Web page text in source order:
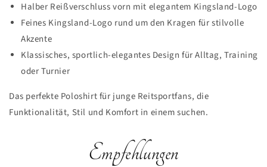
Halber Reißverschluss vorn mit elegantem Kingsland-Logo
Feines Kingsland-Logo rund um den Kragen für stilvolle
Akzente
Klassisches, sportlich-elegantes Design für Alltag, Training
oder Turnier
Das perfekte Poloshirt für junge Reitsportfans, die
Funktionalität, Stil und Komfort in einem suchen.
Empfehlungen